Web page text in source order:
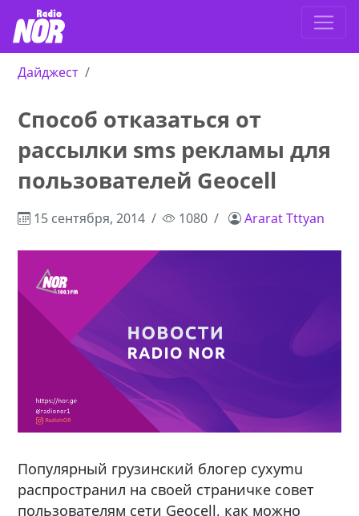
Дайджест
Способ отказаться от
рассылки sms рекламы для
пользователей Geocell
15 сентября, 2014 1080 Ararat Tttyan
Популярный грузинский блогер cyxymu
распространил на своей страничке совет
пользователям сети Geocell, как можно